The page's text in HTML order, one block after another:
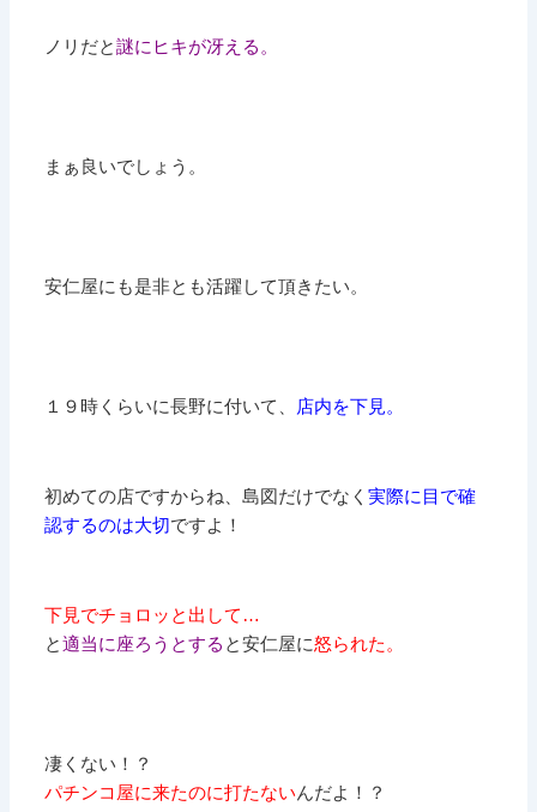
ノリだと謎にヒキが冴える。
まぁ良いでしょう。
安仁屋にも是非とも活躍して頂きたい。
１９時くらいに長野に付いて、 店内を下見。
初めての店ですからね、島図だけでなく実際に目で確
認するのは大切ですよ！
下見でチョロッと出して…
と適当に座ろうとする と安仁屋に怒られた。
凄くない！？
パチンコ屋に来たのに打たないんだよ！？